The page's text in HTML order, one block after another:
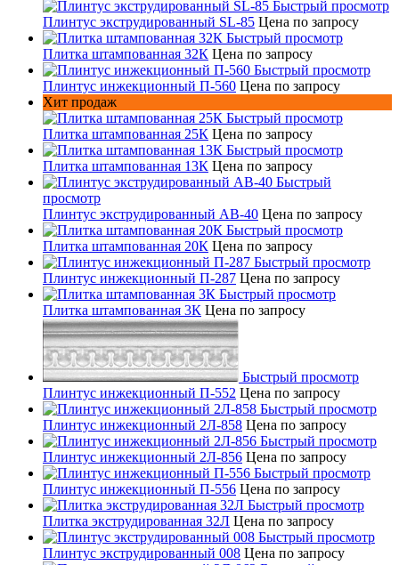
Быстрый просмотр
Плинтус экструдированный SL-85 Цена по запросу
Быстрый просмотр
Плитка штампованная 32К Цена по запросу
Быстрый просмотр
Плинтус инжекционный П-560 Цена по запросу
Хит продаж
Быстрый просмотр
Плитка штампованная 25К Цена по запросу
Быстрый просмотр
Плитка штампованная 13К Цена по запросу
Быстрый
просмотр
Плинтус экструдированный AB-40 Цена по запросу
Быстрый просмотр
Плитка штампованная 20К Цена по запросу
Быстрый просмотр
Плинтус инжекционный П-287 Цена по запросу
Быстрый просмотр
Плитка штампованная 3К Цена по запросу
Быстрый просмотр
Плинтус инжекционный П-552 Цена по запросу
Быстрый просмотр
Плинтус инжекционный 2Л-858 Цена по запросу
Быстрый просмотр
Плинтус инжекционный 2Л-856 Цена по запросу
Быстрый просмотр
Плинтус инжекционный П-556 Цена по запросу
Быстрый просмотр
Плитка экструдированная 32Л Цена по запросу
Быстрый просмотр
Плинтус экструдированный 008 Цена по запросу